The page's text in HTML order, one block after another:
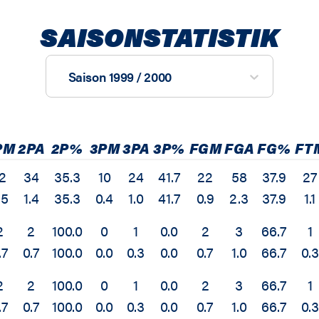
SAISONSTATISTIK
Saison 1999 / 2000
2PA 2P% 3PM3PA 3P% FGMFGAFG%
34
1.4
35.3
35.3
10
0.4
24
1.0
41.7
41.7
22
0.9
58
2.3
37.9
37.9
27
1.1
2
0.7
100.0
100.0
0
0.0
1
0.3
0.0
0.0
2
0.7
3
1.0
66.7
66.7
1
0.3
2
0.7
100.0
100.0
0
0.0
1
0.3
0.0
0.0
2
0.7
3
1.0
66.7
66.7
1
0.3